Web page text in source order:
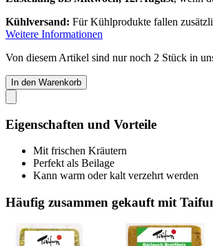
Kühlversand: Für Kühlprodukte fallen
Weitere Informationen
Von diesem Artikel sind nur noch 2 Stück in
In den Warenkorb
Eigenschaften und Vorteile
Mit frischen Kräutern
Perfekt als Beilage
Kann warm oder kalt verzehrt werden
Häufig zusammen gekauft mit